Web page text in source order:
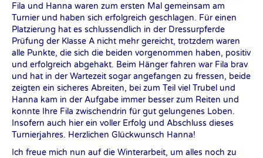
Fila und Hanna waren zum ersten Mal gemeinsam am
Turnier und haben sich erfolgreich geschlagen. Für einen
Platzierung hat es schlussendlich in der Dressurpferde
Prüfung der Klasse A nicht mehr gereicht, trotzdem waren
alle Punkte, die sich die beiden vorgenommen haben, positiv
und erfolgreich abgehakt. Beim Hänger fahren war Fila brav
und hat in der Wartezeit sogar angefangen zu fressen, beide
zeigten ein sicheres Abreiten, bei zum Teil viel Trubel und
Hanna kam in der Aufgabe immer besser zum Reiten und
konnte Ihre Fila zwischendrin für gut gelungenes Loben.
Insofern auch hier ein voller Erfolg und Abschluss dieses
Turnierjahres. Herzlichen Glückwunsch Hanna!
Ich freue mich nun auf die Winterarbeit, um alles noch zu